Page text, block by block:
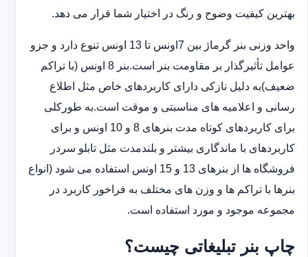
بهترین کیفیت ‏وضوح و رنگ در اختیار شما قرار می دهد.‏‎
واحد وزنی بنر گرماژ بین ‏‎7‎‏اونس تا 13 اونس تنوع دارد و جزو
عوامل تأثیرگذار بر مقاومت بنر است.بنر 8 اونس (با ‏تراکم
ضعیف)به دلیل نازکی دارای کاربردهای خاص مثل اطلاع
رسانی و اعلامیه های مناسبتی و موقت است.به طورکلی
‏برای کاربردهای کوتاه مدت بنرهای 8 و 10 اونس و برای
کاربردهای با ماندگاری بیشتر و بلندمدت مثل تابلو سردر
‏فروشگاه ها از بنرهای 13 و 15 اونس استفاده می شود (انواع
بنرها با تراکم ها و وزن های مختلف به فراخور کاربرد در
‏مجموعه موجود و مورد استفاده است.
چاپ بنر تبلیغاتی چیست؟